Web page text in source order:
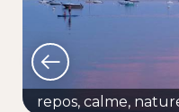
repos, calme,